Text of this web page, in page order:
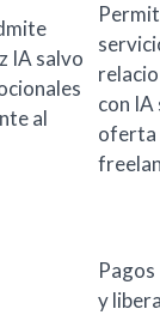
IA salvo
al
con IA
oferta
y